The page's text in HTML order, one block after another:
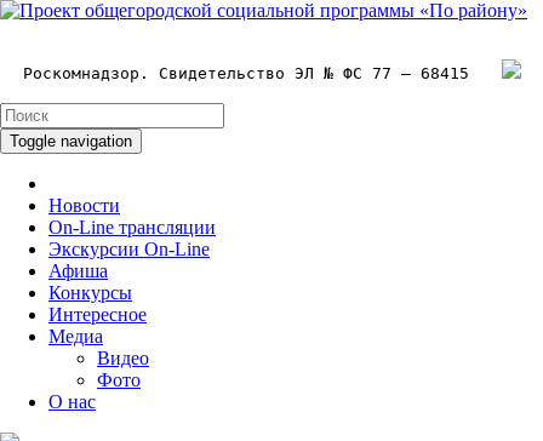
Роскомнадзор. Свидетельство ЭЛ № ФС 77 – 68415
Toggle navigation
Новости
On-Line трансляции
Экскурсии On-Line
Афиша
Конкурсы
Интересное
Медиа
Видео
Фото
О нас